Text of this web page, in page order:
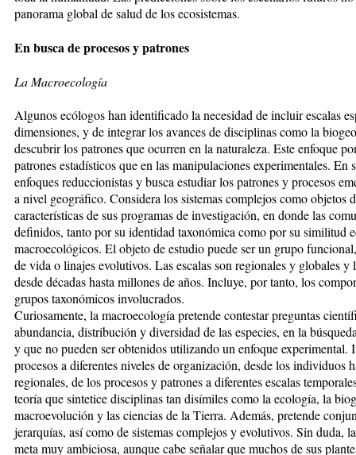
panorama global de salud de los ecosistemas.
En busca de procesos y patrones
La Macroecología
Algunos ecólogos han identificado la necesidad de incluir escalas
dimensiones, y de integrar los avances de disciplinas como la
descubrir los patrones que ocurren en la naturaleza. Este enfoque
patrones estadísticos que en las manipulaciones experimentales.
enfoques reduccionistas y busca estudiar los patrones y procesos
a nivel geográfico. Considera los sistemas complejos como objetos
características de sus programas de investigación, en donde las
definidos, tanto por su identidad taxonómica como por su similitud
macroecológicos. El objeto de estudio puede ser un grupo
de vida o linajes evolutivos. Las escalas son regionales y globales y
desde décadas hasta millones de años. Incluye, por tanto, los
grupos taxonómicos involucrados.
Curiosamente, la macroecología pretende contestar preguntas
abundancia, distribución y diversidad de las especies, en la
y que no pueden ser obtenidos utilizando un enfoque experimental.
procesos a diferentes niveles de organización, desde los individuos
regionales, de los procesos y patrones a diferentes escalas
teoría que sintetice disciplinas tan disímiles como la ecología, la
macroevolución y las ciencias de la Tierra. Además, pretende
jerarquías, así como de sistemas complejos y evolutivos. Sin duda,
meta muy ambiciosa, aunque cabe señalar que muchos de sus